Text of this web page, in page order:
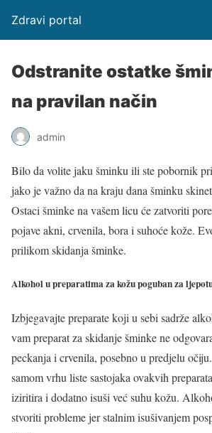
Zdravi portal
Odstranite ostatke
na pravilan način
admin
Bilo da volite jaku šminku ili ste pobornik
jako je važno da na kraju dana šminku
Ostaci šminke na vašem licu će zatvoriti
pojave akni, crvenila, bora i suhoće kože.
prilikom skidanja šminke.
Alkohol u preparatima za kožu poguban za
Izbjegavajte preparate koji u sebi sadrže
vam preparat za skidanje šminke ne
peckanja i crvenila, posebno u predjelu
samom vrhu liste sastojaka ovakvih
iziritira i dodatno isuši već suhu kožu.
stvoriti probleme jer stalnim isušivanjem